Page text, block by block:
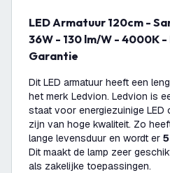
LED Armatuur 120cm - Samsung LED - IP65 -
36W - 130 lm/W - 4000K
Garantie
Dit LED armatuur heeft een
het merk Ledvion. Ledvion is
staat voor energiezuinige LED
zijn van hoge kwaliteit. Zo
lange levensduur en wordt er
Dit maakt de lamp zeer
als zakelijke toepassingen.